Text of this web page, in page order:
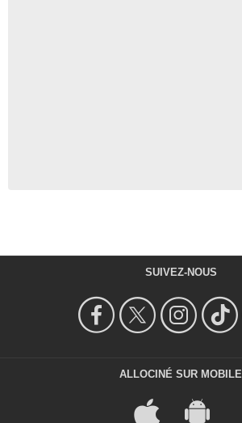
SUIVEZ-NOUS
ALLOCINÉ SUR MOBILE